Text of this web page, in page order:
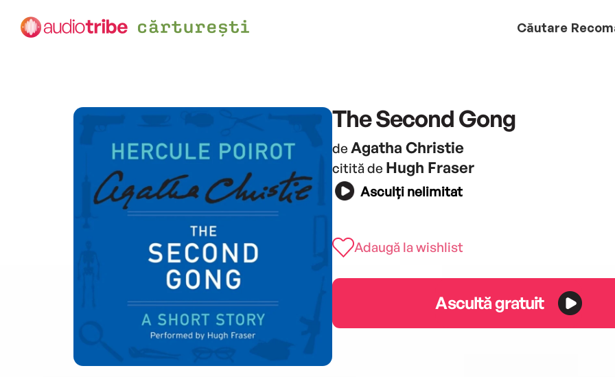
Căutare
The Second Gong
de Agatha Christie
citită de Hugh Fraser
Asculți nelimitat
Adaugă la wishlist
Ascultă gratuit